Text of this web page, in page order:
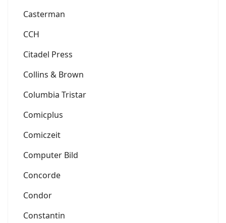
Casterman
CCH
Citadel Press
Collins & Brown
Columbia Tristar
Comicplus
Comiczeit
Computer Bild
Concorde
Condor
Constantin